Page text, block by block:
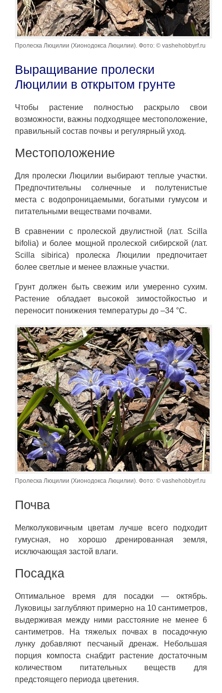
Пролеска Люцилии (Хионодокса Люцилии). Фото: © vashehobbyrf.ru
Выращивание пролески
Люцилии в открытом грунте
Чтобы растение полностью раскрыло свои
возможности, важны подходящее местоположение,
правильный состав почвы и регулярный уход.
Местоположение
Для пролески Люцилии выбирают теплые участки.
Предпочтительны солнечные и полутенистые
места с водопроницаемыми, богатыми гумусом и
питательными веществами почвами.
В сравнении с пролеской двулистной (лат. Scilla
bifolia) и более мощной пролеской сибирской (лат.
Scilla sibirica) пролеска Люцилии предпочитает
более светлые и менее влажные участки.
Грунт должен быть свежим или умеренно сухим.
Растение обладает высокой зимостойкостью и
переносит понижения температуры до –34 °C.
Пролеска Люцилии (Хионодокса Люцилии). Фото: © vashehobbyrf.ru
Почва
Мелколуковичным цветам лучше всего подходит
гумусная, но хорошо дренированная земля,
исключающая застой влаги.
Посадка
Оптимальное время для посадки — октябрь.
Луковицы заглубляют примерно на 10 сантиметров,
выдерживая между ними расстояние не менее 6
сантиметров. На тяжелых почвах в посадочную
лунку добавляют песчаный дренаж. Небольшая
порция компоста снабдит растение достаточным
количеством питательных веществ для
предстоящего периода цветения.